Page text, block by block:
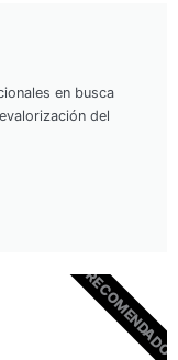
en busca
del
RECOMENDADO